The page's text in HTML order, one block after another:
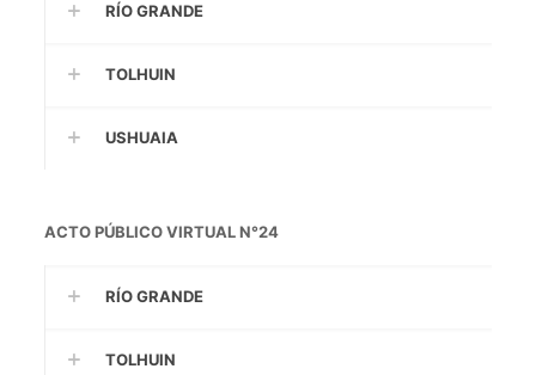
RÍO GRANDE
TOLHUIN
USHUAIA
ACTO PÚBLICO VIRTUAL N°24
RÍO GRANDE
TOLHUIN